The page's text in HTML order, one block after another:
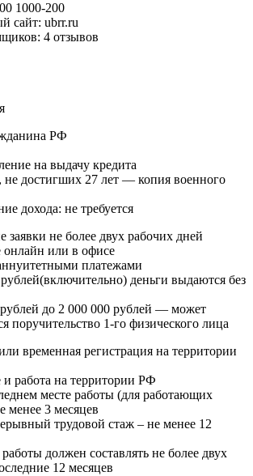
1000-200
сайт: ubrr.ru
4 отзывов
РФ
на выдачу кредита
достигших 27 лет — копия военного
дохода: не требуется
заявки не более двух рабочих дней
или в офисе
платежами
деньги выдаются без
до 2 000 000 рублей — может
поручительство 1-го физического лица
временная регистрация на территории
работа на территории РФ
месте работы (для работающих
менее 3 месяцев
трудовой стаж – не менее 12
должен составлять не более двух
12 месяцев